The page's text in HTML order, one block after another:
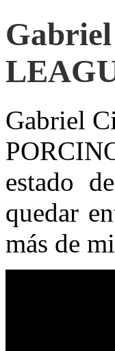
Gabriel
estado
quedar
más de